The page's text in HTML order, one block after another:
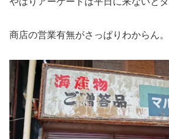
商店の営業有無がさっぱりわからん。